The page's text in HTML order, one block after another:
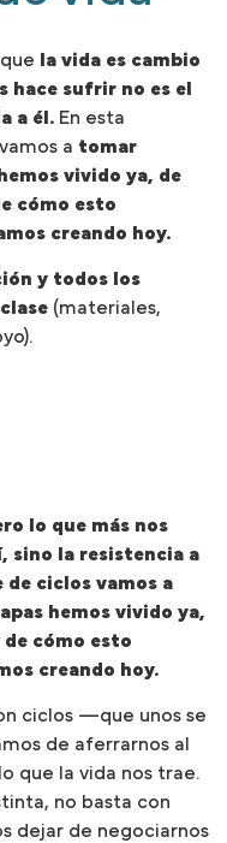
la vida es cambio
hace sufrir no es el
a él. En esta
a tomar
vivido ya, de
cómo esto
creando hoy.
y todos los
(materiales,
lo que más nos
sino la resistencia a
de ciclos vamos a
hemos vivido ya,
cómo esto
creando hoy.
ciclos —que unos se
de aferrarnos al
que la vida nos trae.
no basta con
dejar de negociarnos